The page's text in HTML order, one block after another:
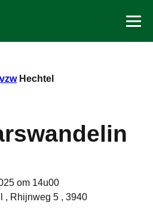
Hechtel
om 14u00
, Rhijnweg 5 , 3940